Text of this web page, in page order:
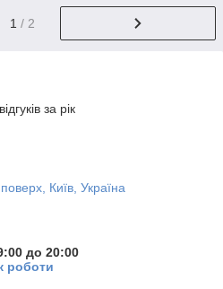
1 / 2
за рік
Київ, Україна
до 20:00
роботи